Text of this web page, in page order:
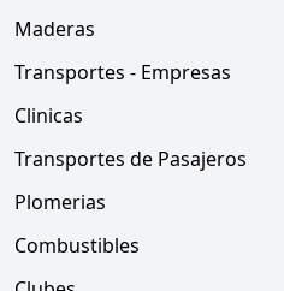
Maderas
Transportes - Empresas
Clinicas
Transportes de Pasajeros
Plomerias
Combustibles